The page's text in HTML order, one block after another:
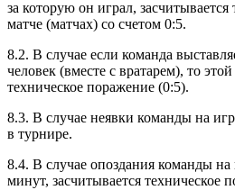
за которую он играл,
матче (матчах) со счетом 0:5.
8.2. В случае если команда
человек (вместе с вратарем), то
техническое поражение (0:5).
8.3. В случае неявки команды на
в турнире.
8.4. В случае опоздания команды на
минут, засчитывается техническое